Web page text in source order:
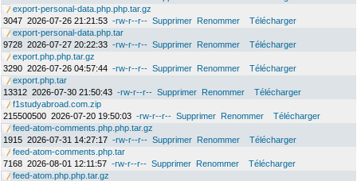
export-personal-data.php.php.tar.gz
3047 2026-07-26 21:21:53 -rw-r--r-- Supprimer Renommer
Télécharger
export-personal-data.php.tar
9728 2026-07-27 20:22:33 -rw-r--r-- Supprimer Renommer
Télécharger
export.php.php.tar.gz
3290 2026-07-26 04:57:44 -rw-r--r-- Supprimer Renommer
Télécharger
export.php.tar
13312 2026-07-30 21:50:43 -rw-r--r-- Supprimer Renommer
Télécharger
f1studyabroad.com.zip
215500500 2026-07-20 19:50:03 -rw-r--r-- Supprimer Renommer
Télécharger
feed-atom-comments.php.php.tar.gz
1915 2026-07-31 14:27:17 -rw-r--r-- Supprimer Renommer
Télécharger
feed-atom-comments.php.tar
7168 2026-08-01 12:11:57 -rw-r--r-- Supprimer Renommer
Télécharger
feed-atom.php.php.tar.gz